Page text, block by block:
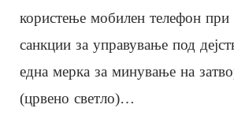
користење мобилен телефон
санкции за управување под
една мерка за минување на
(црвено светло)…